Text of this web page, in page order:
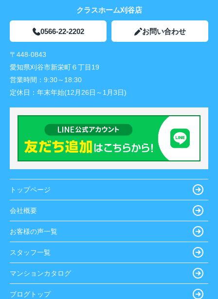
クラスホーム刈谷店
0566-22-2202 お問い合わせ
〒448-0843
愛知県刈谷市新栄町６丁目19
営業時間： 9:30～18:30
定休日： 年末年始(12月26日～1月3日)
トップページ
会社概要
お客様の声一覧
スタッフ一覧
マンションカタログ
ブログトップ